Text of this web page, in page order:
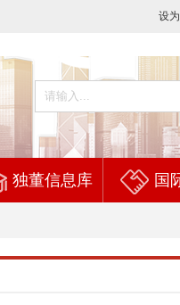
设
独董信息库 国